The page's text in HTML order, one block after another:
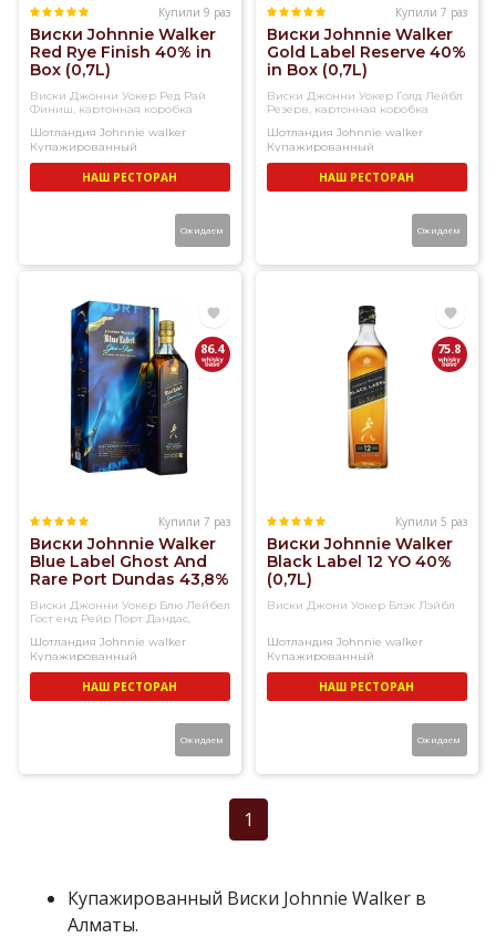
Купили 9 раз
Виски Johnnie Walker
Red Rye Finish 40% in
Box (0,7L)
Виски Джонни Уокер Ред Рай
Финиш, картонная коробка
Шотландия Johnnie walker
Купажированный
НАШ РЕСТОРАН
Ожидаем
Купили 7 раз
Виски Johnnie Walker
Gold Label Reserve 40%
in Box (0,7L)
Виски Джонни Уокер Голд Лейбл
Резерв, картонная коробка
Шотландия Johnnie walker
Купажированный
НАШ РЕСТОРАН
Ожидаем
86.4
Купили 7 раз
Виски Johnnie Walker
Blue Label Ghost And
Rare Port Dundas 43,8%
(0,7L)
Виски Джонни Уокер Блю Лейбел
Гост енд Рейр Порт Дандас,
Шотландия Johnnie walker
Купажированный
НАШ РЕСТОРАН
Ожидаем
75.8
Купили 5 раз
Виски Johnnie Walker
Black Label 12 YO 40%
(0,7L)
Виски Джони Уокер Блэк Лэйбл
Шотландия Johnnie walker
Купажированный
НАШ РЕСТОРАН
Ожидаем
1
Купажированный Виски Johnnie Walker в
Алматы.